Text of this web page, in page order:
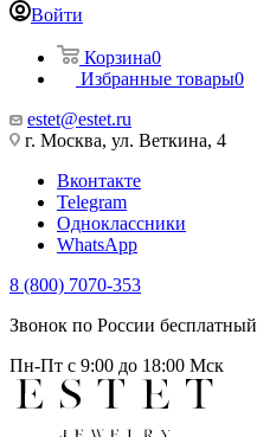
Войти
Корзина0
Избранные товары0
estet@estet.ru
г. Москва, ул. Веткина, 4
Вконтакте
Telegram
Одноклассники
WhatsApp
8 (800) 7070-353
Звонок по России бесплатный
Пн-Пт с 9:00 до 18:00 Мск